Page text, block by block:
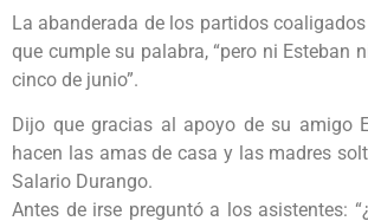
La abanderada de los partidos
que cumple su palabra, “pero ni Esteban
cinco de junio”.
Dijo que gracias al apoyo de su amigo
hacen las amas de casa y las madres
Salario Durango.
Antes de irse preguntó a los asistentes: